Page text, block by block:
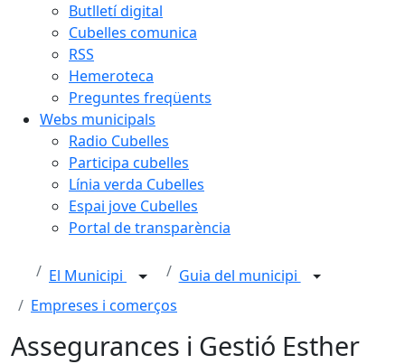
Butlletí digital
Cubelles comunica
RSS
Hemeroteca
Preguntes freqüents
Webs municipals
Radio Cubelles
Participa cubelles
Línia verda Cubelles
Espai jove Cubelles
Portal de transparència
El Municipi
Guia del municipi
Empreses i comerços
Assegurances i Gestió Esther